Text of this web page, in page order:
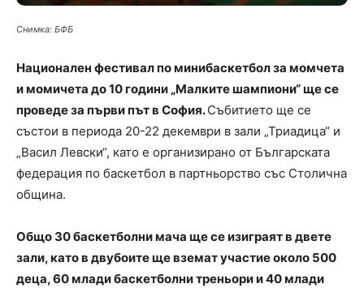
Снимка: БФБ
Национален фестивал по минибаскетбол за момчета
и момичета до 10 години „Малките шампиони“ ще се
проведе за първи път в София.Събитието ще се
състои в периода 20-22 декември в зали „Триадица“ и
„Васил Левски“, като е организирано от Българската
федерация по баскетбол в партньорство със Столична
община.
Общо 30 баскетболни мача ще се изиграят в двете
зали, като в двубоите ще вземат участие около 500
деца, 60 млади баскетболни треньори и 40 млади